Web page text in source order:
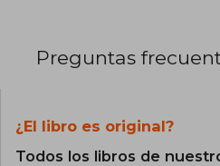
Preguntas
¿El libro es original?
Todos los libros de